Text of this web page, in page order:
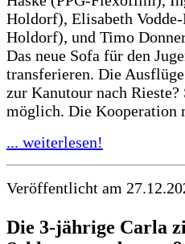
Holdorf), Elisabeth
Holdorf), und Timo
Das neue Sofa für den
transferieren. Die
zur Kanutour nach
möglich. Die Kooperation
... weiterlesen!
Veröffentlicht am
Die 3-jährige Carla